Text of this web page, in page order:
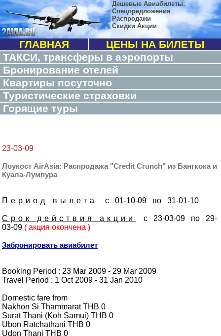
Дешевые Авиабилеты:
Спецпредложения
Распродажи
Скидки Акции
ГЛАВНАЯ
ЦЕНЫ НА БИЛЕТЫ
ТАКСИ, трансферы в аэропорты
Бронирование отелей
Квартиры посуточно
Туристические страховки
Горящие туры
23-03-09
Лоукост AirAsia: Распродажа "Credit Crunch" из Бангкока и
Куала-Лумпура
Период вылета с 01-10-09 по 31-01-10
Срок действия акции
с 23-03-09 по 29-
03-09 ( акция окончена )
Забронировать авиабилет
Booking Period : 23 Mar 2009 - 29 Mar 2009
Travel Period : 1 Oct 2009 - 31 Jan 2010
Domestic fare from
Nakhon Si Thammarat THB 0
Surat Thani (Koh Samui) THB 0
Ubon Ratchathani THB 0
Udon Thani THB 0